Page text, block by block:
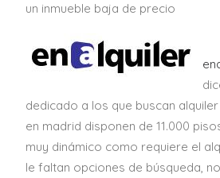
un inmueble baja de precio
dedicado a los que buscan
en madrid disponen de 11.000
muy dinámico como requiere el
le faltan opciones de búsqueda,